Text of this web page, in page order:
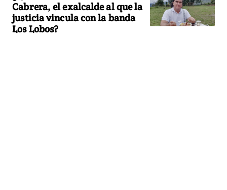
Cabrera, el exalcalde al que la
justicia vincula con la banda
Los Lobos?